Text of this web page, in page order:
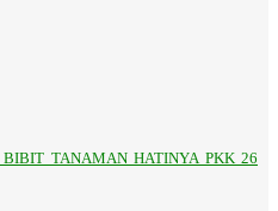
BIBIT TANAMAN HATINYA PKK 26